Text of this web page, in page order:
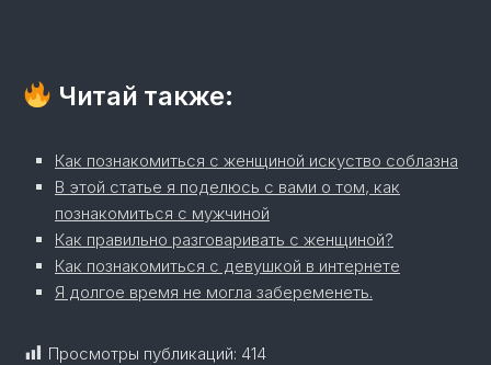
Читай также:
Как познакомиться с женщиной искуство соблазна
В этой статье я поделюсь с вами о том, как
познакомиться с мужчиной
Как правильно разговаривать с женщиной?
Как познакомиться с девушкой в интернете
Я долгое время не могла забеременеть.
Просмотры публикаций: 414